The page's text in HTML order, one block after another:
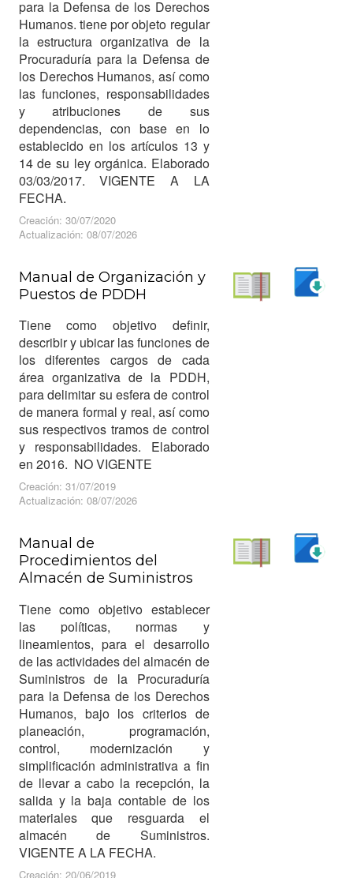
para la Defensa de los Derechos
Humanos. tiene por objeto regular
la estructura organizativa de la
Procuraduría para la Defensa de
los Derechos Humanos, así como
las funciones, responsabilidades
y atribuciones de sus
dependencias, con base en lo
establecido en los artículos 13 y
14 de su ley orgánica. Elaborado
03/03/2017. VIGENTE A LA
FECHA.
Creación: 30/07/2020
Actualización: 08/07/2026
Manual de Organización y
Puestos de PDDH
Tiene como objetivo definir,
describir y ubicar las funciones de
los diferentes cargos de cada
área organizativa de la PDDH,
para delimitar su esfera de control
de manera formal y real, así como
sus respectivos tramos de control
y responsabilidades. Elaborado
en 2016. NO VIGENTE
Creación: 31/07/2019
Actualización: 08/07/2026
Manual de
Procedimientos del
Almacén de Suministros
Tiene como objetivo establecer
las políticas, normas y
lineamientos, para el desarrollo
de las actividades del almacén de
Suministros de la Procuraduría
para la Defensa de los Derechos
Humanos, bajo los criterios de
planeación, programación,
control, modernización y
simplificación administrativa a fin
de llevar a cabo la recepción, la
salida y la baja contable de los
materiales que resguarda el
almacén de Suministros.
VIGENTE A LA FECHA.
Creación: 20/06/2019